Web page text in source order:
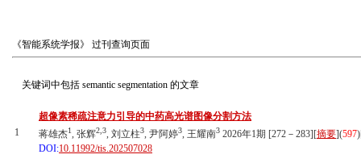
《智能系统学报》 过刊查询页面
关键词中包括 semantic segmentation 的文章
1
超像素稀疏注意力引导的中药高光谱图像分割方法
蒋雄杰1, 张辉2,3, 刘立柱3, 尹阿婷3, 王耀南3 2026年1期 [272－283][摘要](597)
DOI:10.11992/tis.202507028